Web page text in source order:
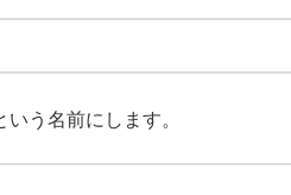
う名前にします。